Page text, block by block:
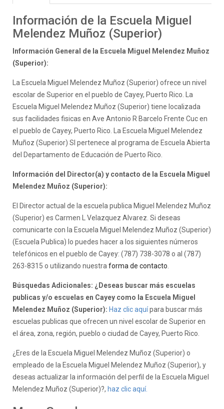
Información de la Escuela Miguel
Melendez Muñoz (Superior)
Información General de la Escuela Miguel Melendez Muñoz
(Superior):
La Escuela Miguel Melendez Muñoz (Superior) ofrece un nivel
escolar de Superior en el pueblo de Cayey, Puerto Rico. La
Escuela Miguel Melendez Muñoz (Superior) tiene localizada
sus facilidades fisicas en Ave Antonio R Barcelo Frente Cuc en
el pueblo de Cayey, Puerto Rico. La Escuela Miguel Melendez
Muñoz (Superior) SI pertenece al programa de Escuela Abierta
del Departamento de Educación de Puerto Rico.
Información del Director(a) y contacto de la Escuela Miguel
Melendez Muñoz (Superior):
El Director actual de la escuela publica Miguel Melendez Muñoz
(Superior) es Carmen L Velazquez Alvarez. Si deseas
comunicarte con la Escuela Miguel Melendez Muñoz (Superior)
(Escuela Publica) lo puedes hacer a los siguientes números
telefónicos en el pueblo de Cayey: (787) 738-3078 o al (787)
263-8315 o utilizando nuestra forma de contacto
Búsquedas Adicionales: ¿Deseas buscar más escuelas
publicas y/o escuelas en Cayey como la Escuela Miguel
Melendez Muñoz (Superior): Haz clic aquípara buscar más
escuelas publicas que ofrecen un nivel escolar de Superior en
el área, zona, región, pueblo o ciudad de Cayey, Puerto Rico.
¿Eres de la Escuela Miguel Melendez Muñoz (Superior) o
empleado de la Escuela Miguel Melendez Muñoz (Superior), y
deseas actualizar la información del perfil de la Escuela Miguel
Melendez Muñoz (Superior)?, haz clic aquí.